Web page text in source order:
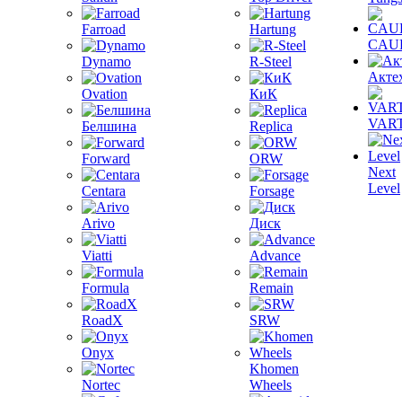
Farroad
Dynamo
Ovation
Белшина
Forward
Centara
Arivo
Viatti
Formula
RoadX
Onyx
Nortec
Hartung
R-Steel
КиК
Replica
ORW
Forsage
Диск
Advance
Remain
SRW
Khomen
Wheels
Next
Level